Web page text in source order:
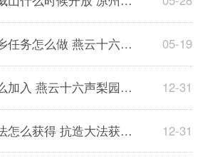
燕云十六声玉露为乡任务怎么做 燕云十六声玉露为乡任务攻略介绍 05-19
燕云十六声梨园怎么加入 燕云十六声梨园加入方法介绍 12-31
燕云十六声抗造大法怎么获得 抗造大法获得方法一览 12-31